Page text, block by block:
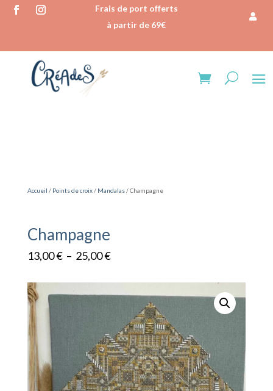
Frais de port offerts
à partir de 69€
Accueil / Points de croix/ Mandalas/ Champagne
Champagne
13,00€ – 25,00€Plage
13,00 €
25,00 €